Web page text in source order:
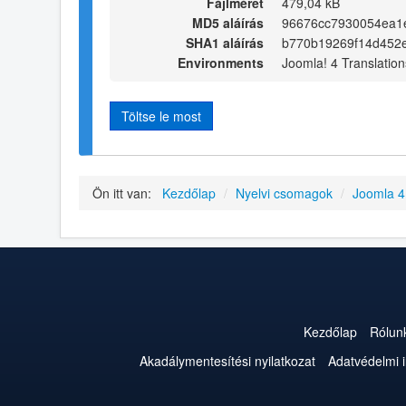
MD5 aláírás
SHA1 aláírás
Environments
Joomla! 4
Töltse le most
Ön itt van: Kezdőlap / Nyelvi csomagok / Joomla
Kezdőlap
Akadálymentesítési nyilatkozat
Adatvédelmi